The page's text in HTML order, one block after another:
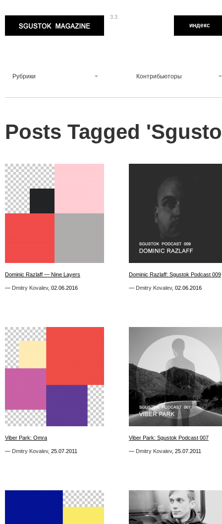
3.3
индекс
Рубрики Контрибьюторы
Posts Tagged '
Dominic Razlaff — Nine Layers
— Dmitry Kovalev, 02.06.2016
Dominic Razlaff — Nine Layers
— Dmitry Kovalev, 02.06.2016
Dominic Razlaff: Sgustok Podcast 009
— Dmitry Kovalev, 02.06.2016
Dominic Razlaff: Sgustok Podcast 009
— Dmitry Kovalev, 02.06.2016
Viber Park: Omra
— Dmitry Kovalev, 25.07.2011
9
Viber Park: Omra
— Dmitry Kovalev, 25.07.2011
Viber Park: Sgustok Podcast 007
— Dmitry Kovalev, 25.07.2011
7
Viber Park: Sgustok Podcast 007
— Dmitry Kovalev, 25.07.2011